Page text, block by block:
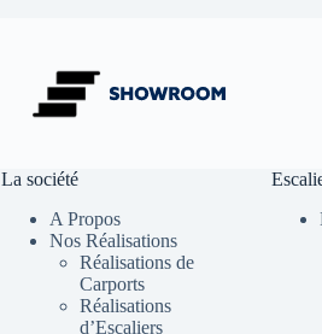
La société
A Propos
Nos Réalisations
Réalisations de
Carports
Réalisations
d’Escaliers